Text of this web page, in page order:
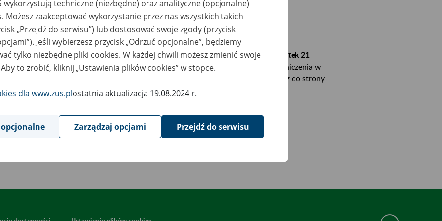
grudnia
2018
z koniecznością przeprowadzenia prac serwisowych, od godziny 23:00 w piątek 21
2018 r. do godziny 06:00 w sobotę 22 grudnia 2018 r., mogą występować ograniczenia w
do portalu Platformy Usług Elektronicznych i poszczególnych jego funkcji oraz do strony
.
przepraszamy za utrudnienia.
wykorzystują techniczne (niezbędne) oraz analityczne (opcjonalne)
Możesz zaakceptować wykorzystanie przez nas wszystkich takich
„Przejdź do serwisu”) lub dostosować swoje zgody (przycisk
Jeśli wybierzesz przycisk „Odrzuć opcjonalne”, będziemy
tylko niezbędne pliki cookies. W każdej chwili możesz zmienić swoje
to zrobić, kliknij „Ustawienia plików cookies” w stopce.
dla www.zus.plostatnia aktualizacja 19.08.2024 r.
Zarządzaj opcjami Przejdź do serwisu